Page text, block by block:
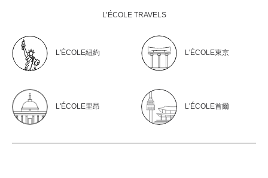
L’ÉCOLE TRAVELS
L'ÉCOLE紐約 L'ÉCOLE東京
L'ÉCOLE里昂 L'ÉCOLE首爾